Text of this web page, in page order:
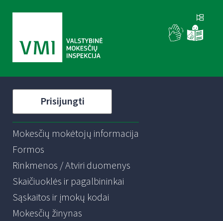
Prisijungti
Mokesčių mokėtojų informacija
Formos
Rinkmenos / Atviri duomenys
Skaičiuoklės ir pagalbininkai
Sąskaitos ir įmokų kodai
Mokesčių žinynas